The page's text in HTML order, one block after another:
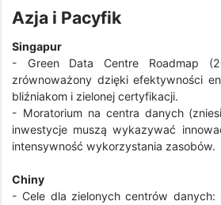
Azja i Pacyfik
Singapur
- Green Data Centre Roadmap
zrównoważony dzięki efektywności
bliźniakom i zielonej certyfikacji.
- Moratorium na centra danych
inwestycje muszą wykazywać
intensywność wykorzystania zasobów.
Chiny
- Cele dla zielonych centrów danych: